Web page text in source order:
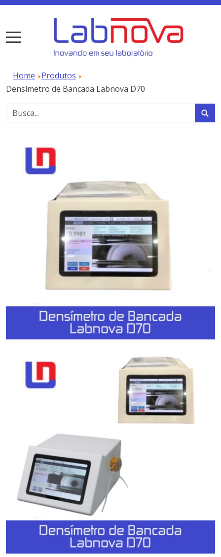
Home
Produtos
Densímetro de Bancada Labnova D70